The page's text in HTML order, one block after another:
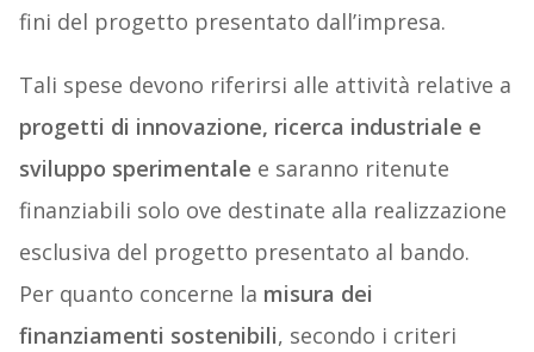
fini del progetto presentato dall’impresa.
Tali spese devono riferirsi alle attività relative a
progetti di innovazione, ricerca industriale e
sviluppo sperimentale e saranno ritenute
finanziabili solo ove destinate alla realizzazione
esclusiva del progetto presentato al bando.
Per quanto concerne la misura dei
finanziamenti sostenibili, secondo i criteri